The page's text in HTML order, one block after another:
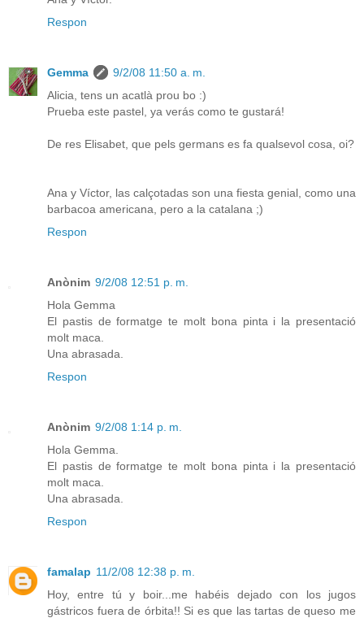
Respon
Gemma
9/2/08 11:50 a. m.
Alicia, tens un acatlà prou bo :)
Prueba este pastel, ya verás como te gustará!
De res Elisabet, que pels germans es fa qualsevol cosa, oi?
Ana y Víctor, las calçotadas son una fiesta genial, como una
barbacoa americana, pero a la catalana ;)
Respon
Anònim 9/2/08 12:51 p. m.
Hola Gemma
El pastis de formatge te molt bona pinta i la presentació
molt maca.
Una abrasada.
Respon
Anònim 9/2/08 1:14 p. m.
Hola Gemma.
El pastis de formatge te molt bona pinta i la presentació
molt maca.
Una abrasada.
Respon
famalap 11/2/08 12:38 p. m.
Hoy, entre tú y boir...me habéis dejado con los jugos
gástricos fuera de órbita!! Si es que las tartas de queso me